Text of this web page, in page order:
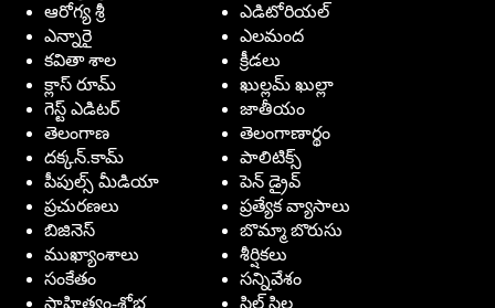
ఆరోగ్య శ్రీ
ఎడిటోరియల్
ఎన్నారై
ఎలమంద
కవితా శాల
క్రీడలు
క్లాస్ రూమ్
ఖుల్లమ్ ఖుల్లా
గెస్ట్ ఎడిటర్
జాతీయం
తెలంగాణ
తెలంగాణార్థం
దక్కన్.కామ్
పాలిటిక్స్
పీపుల్స్ ‌మీడియా
పెన్ డ్రైవ్
ప్రచురణలు
ప్రత్యేక వ్యాసాలు
బిజినెస్
బొమ్మా బొరుసు
ముఖ్యాంశాలు
శీర్షికలు
సంకేతం
సన్నివేశం
సాహిత్యం-శోభ
సిల్ సిల